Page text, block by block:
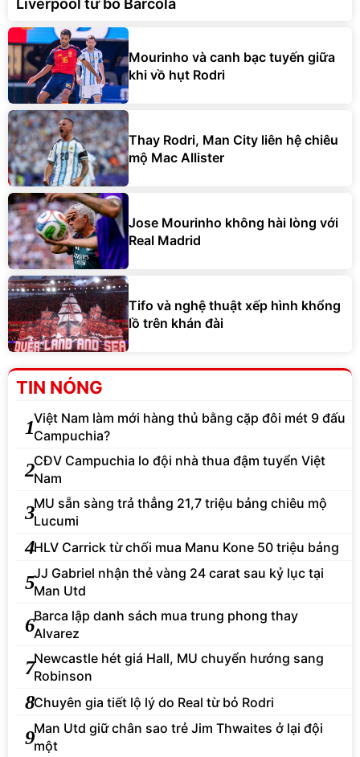
Liverpool từ bỏ Barcola
Mourinho và canh bạc tuyến giữa
khi vồ hụt Rodri
Thay Rodri, Man City liên hệ chiêu
mộ Mac Allister
Jose Mourinho không hài lòng với
Real Madrid
Tifo và nghệ thuật xếp hình khổng
lồ trên khán đài
TIN NÓNG
1Việt Nam làm mới hàng thủ bằng cặp đôi mét 9 đấu
Campuchia?
2CĐV Campuchia lo đội nhà thua đậm tuyển Việt
Nam
3MU sẵn sàng trả thẳng 21,7 triệu bảng chiêu mộ
Lucumi
4HLV Carrick từ chối mua Manu Kone 50 triệu bảng
5JJ Gabriel nhận thẻ vàng 24 carat sau kỷ lục tại
Man Utd
6Barca lập danh sách mua trung phong thay
Alvarez
7Newcastle hét giá Hall, MU chuyển hướng sang
Robinson
8Chuyên gia tiết lộ lý do Real từ bỏ Rodri
9Man Utd giữ chân sao trẻ Jim Thwaites ở lại đội
một